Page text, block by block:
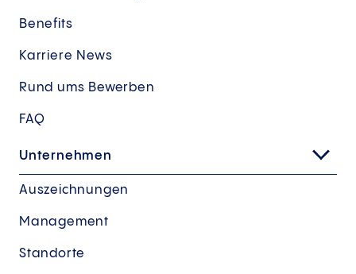
Benefits
Karriere News
Rund ums Bewerben
FAQ
Unternehmen
Auszeichnungen
Management
Standorte